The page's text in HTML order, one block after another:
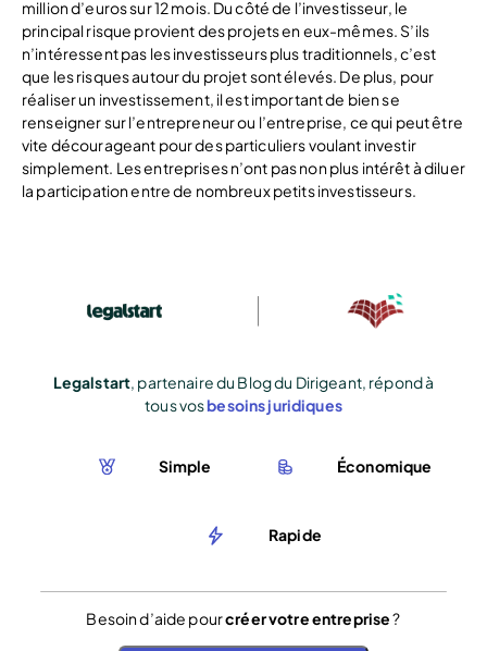
million d’euros sur 12 mois. Du côté de l’investisseur, le
principal risque provient des projets en eux-mêmes. S’ils
n’intéressent pas les investisseurs plus traditionnels, c’est
que les risques autour du projet sont élevés. De plus, pour
réaliser un investissement, il est important de bien se
renseigner sur l’entrepreneur ou l’entreprise, ce qui peut être
vite décourageant pour des particuliers voulant investir
simplement. Les entreprises n’ont pas non plus intérêt à diluer
la participation entre de nombreux petits investisseurs.
Legalstart, partenaire du Blog du Dirigeant, répond à
tous vosbesoins juridiques
Simple Économique
Rapide
Besoin d’aide pourcréer votre entreprise?